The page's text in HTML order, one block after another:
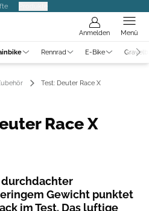
Anmelden Menü
Rennrad E-Bike
Test: Deuter Race X
Race X
durchdachter
Gewicht punktet
im Test. Das luftige